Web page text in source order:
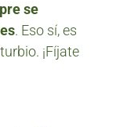
se
. Eso sí, es
¡Fíjate